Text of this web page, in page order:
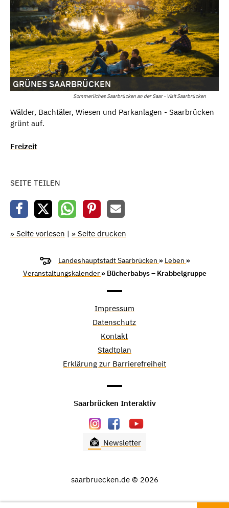
Sommerliches Saarbrücken an der Saar - Visit Saarbrücken
GRÜNES SAARBRÜCKEN
Wälder, Bachtäler, Wiesen und Parkanlagen - Saarbrücken
grünt auf.
Freizeit
SEITE TEILEN
» Seite vorlesen | » Seite drucken
Landeshauptstadt Saarbrücken » Leben »
Veranstaltungskalender » Bücherbabys – Krabbelgruppe
Impressum
Datenschutz
Kontakt
Stadtplan
Erklärung zur Barrierefreiheit
Saarbrücken Interaktiv
Newsletter
saarbruecken.de © 2026